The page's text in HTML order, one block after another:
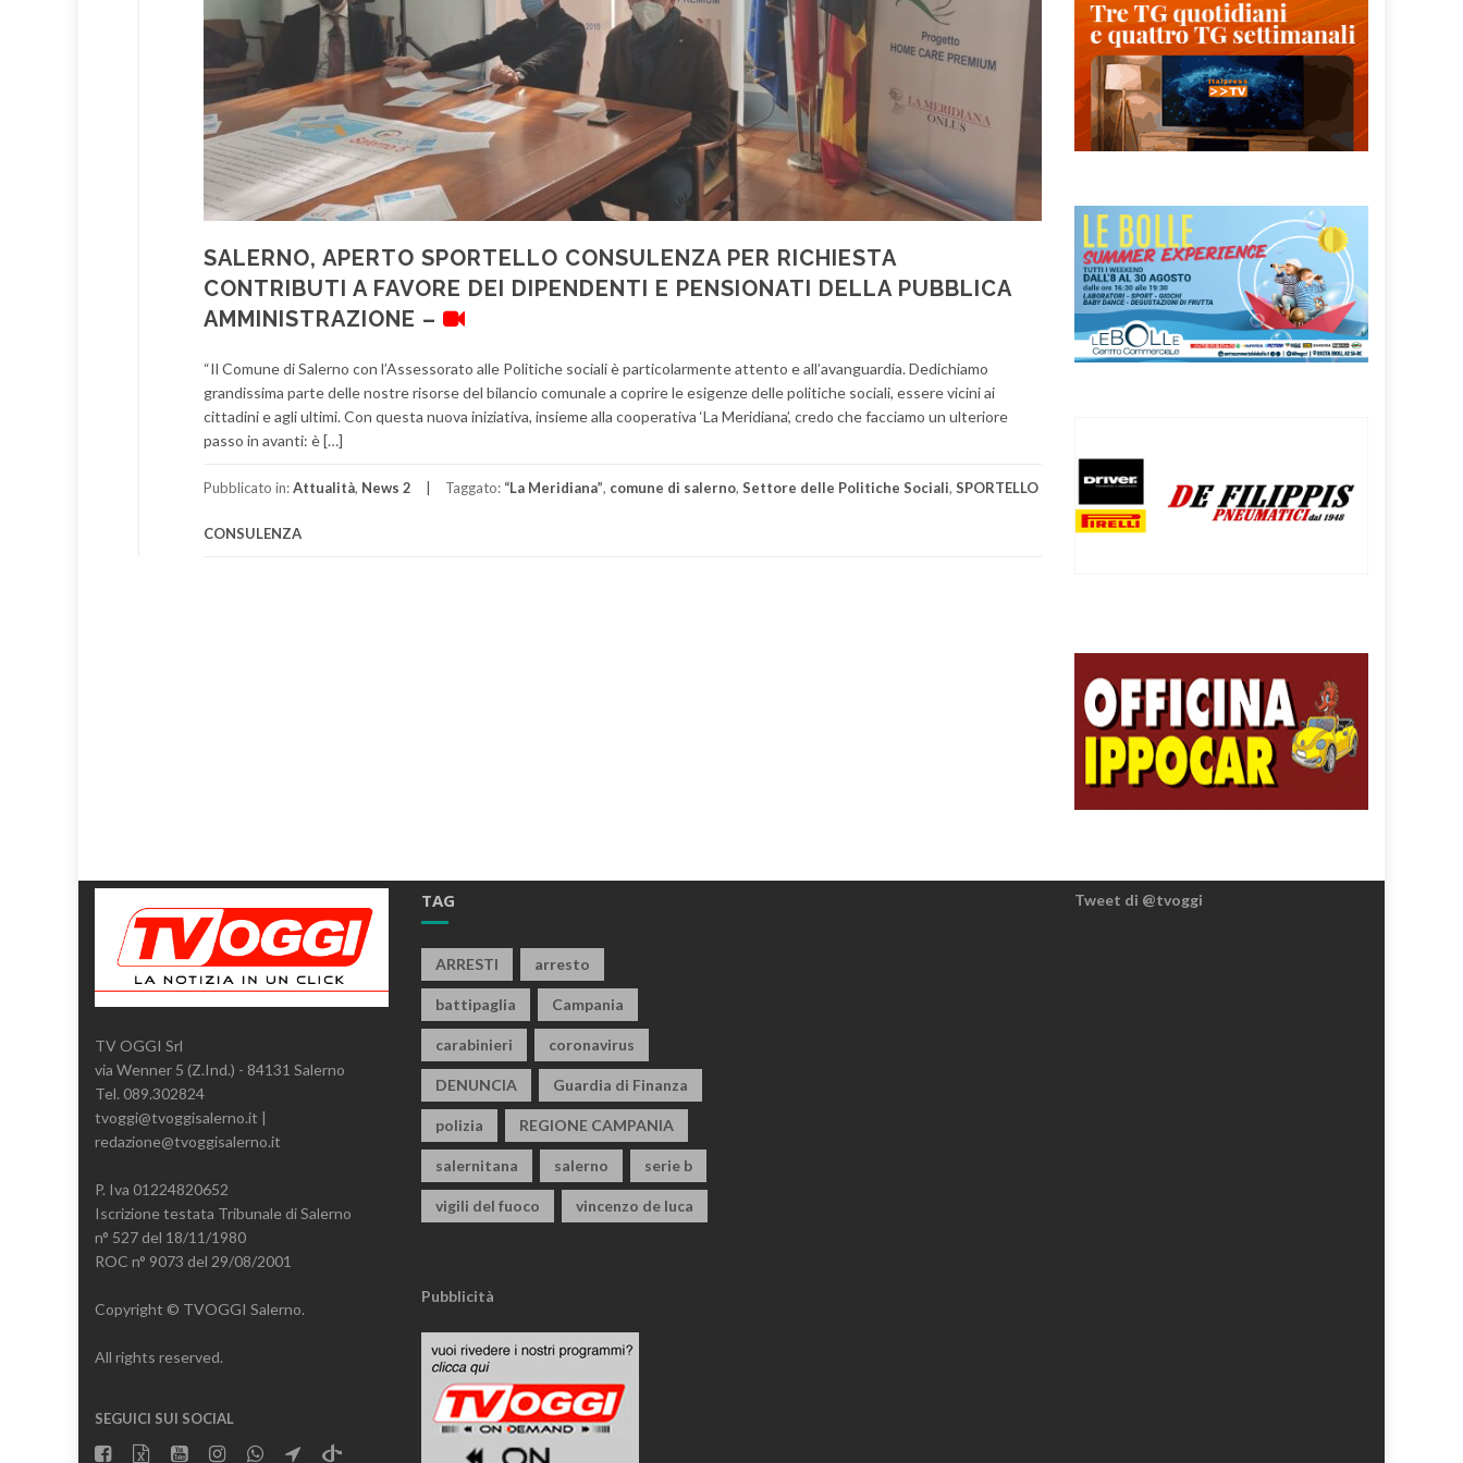
SALERNO, APERTO SPORTELLO CONSULENZA PER RICHIESTA
CONTRIBUTI A FAVORE DEI DIPENDENTI E PENSIONATI DELLA PUBBLICA
AMMINISTRAZIONE –
“Il Comune di Salerno con l’Assessorato alle Politiche sociali è particolarmente attento e all’avanguardia. Dedichiamo
grandissima parte delle nostre risorse del bilancio comunale a coprire le esigenze delle politiche sociali, essere vicini ai
cittadini e agli ultimi. Con questa nuova iniziativa, insieme alla cooperativa ‘La Meridiana’, credo che facciamo un ulteriore
passo in avanti: è […]
Pubblicato in:Attualità, News 2 Taggato: “La Meridiana”, comune di salerno, Settore delle Politiche Sociali, SPORTELLO
CONSULENZA
TV OGGI Srl
via Wenner 5 (Z.Ind.) - 84131 Salerno
Tel. 089.302824
tvoggi@tvoggisalerno.it |
redazione@tvoggisalerno.it
P. Iva 01224820652
Iscrizione testata Tribunale di Salerno
n° 527 del 18/11/1980
ROC n° 9073 del 29/08/2001
Copyright © TVOGGI Salerno.
All rights reserved.
SEGUICI SUI SOCIAL
TAG
ARRESTI arresto
battipaglia Campania
carabinieri coronavirus
DENUNCIA Guardia di Finanza
polizia REGIONE CAMPANIA
salernitana salerno serie b
vigili del fuoco vincenzo de luca
Pubblicità
Tweet di @tvoggi